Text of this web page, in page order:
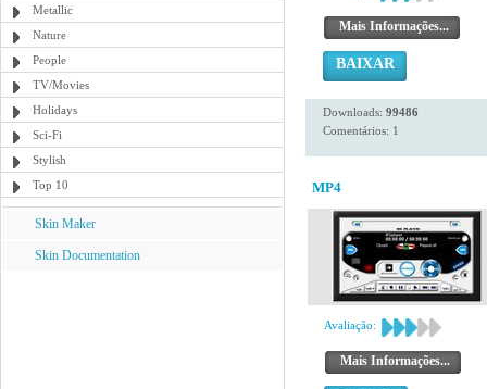
Metallic
Nature
People
TV/Movies
Holidays
Sci-Fi
Stylish
Top 10
Skin Maker
Skin Documentation
Mais Informações...
BAIXAR
Downloads: 99486
Comentários: 1
MP4
Avaliação:
Mais Informações...